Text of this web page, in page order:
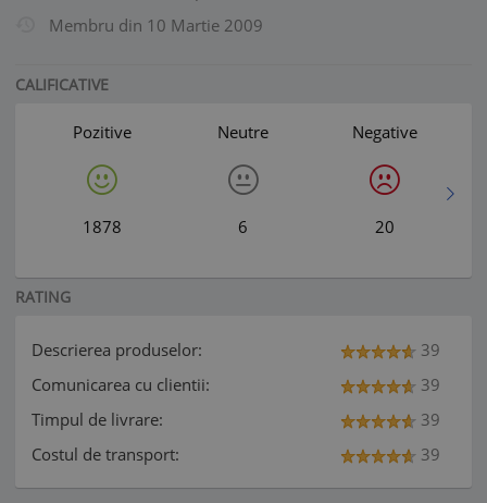
Membru din 10 Martie 2009
CALIFICATIVE
Pozitive
1878
Neutre
6
Negative
20
RATING
Descrierea produselor:
39
Comunicarea cu clientii:
39
Timpul de livrare:
39
Costul de transport:
39